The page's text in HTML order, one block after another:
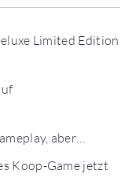
Limited Edition
aber…
Koop-Game jetzt